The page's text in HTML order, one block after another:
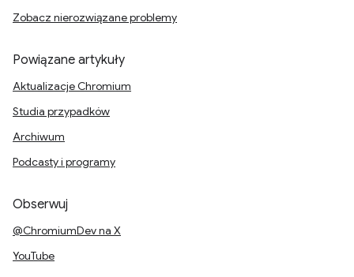
Zobacz nierozwiązane problemy
Powiązane artykuły
Aktualizacje Chromium
Studia przypadków
Archiwum
Podcasty i programy
Obserwuj
@ChromiumDev na X
YouTube